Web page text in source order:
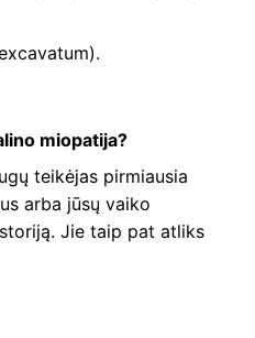
miopatija?
teikėjas pirmiausia
arba jūsų vaiko
Jie taip pat atliks